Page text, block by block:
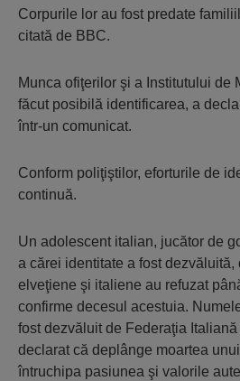
Corpurile lor au fost predate
citată de BBC.
Munca ofiţerilor şi a Institutului de
făcut posibilă identificarea, a
într-un comunicat.
Conform poliţiştilor, eforturile de
continuă.
Un adolescent italian, jucător de
a cărei identitate a fost dezvăluită,
elveţiene şi italiene au refuzat
confirme decesul acestuia.
fost dezvăluit de Federaţia Italiană
declarat că deplânge moartea
întruchipa pasiunea şi valorile